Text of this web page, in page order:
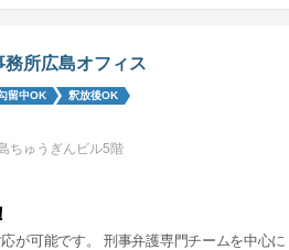
所広島オフィス
留中OK 釈放後OK
ちゅうぎんビル5階
が可能です。 刑事弁護専門チームを中心に